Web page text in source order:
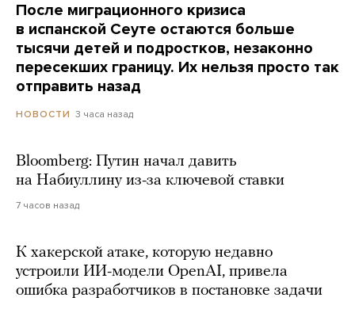
После миграционного кризиса
в испанской Сеуте остаются больше
тысячи детей и подростков, незаконно
пересекших границу. Их нельзя просто так
отправить назад
НОВОСТИ 3 часа назад
Bloomberg: Путин начал давить
на Набиуллину из-за ключевой ставки
7 часов назад
К хакерской атаке, которую недавно
устроили ИИ-модели OpenAI, привела
ошибка разработчиков в постановке задачи